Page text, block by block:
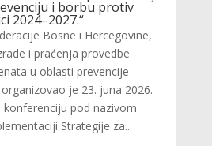
i borbu protiv
2024–2027.“
Bosne i Hercegovine,
i praćenja provedbe
u oblasti prevencije
je 23. juna 2026.
konferenciju pod nazivom
Strategije za...